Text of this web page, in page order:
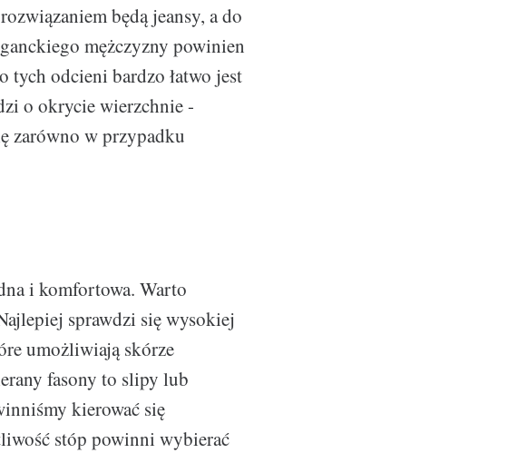
będą jeansy, a do
mężczyzny powinien
tych odcieni bardzo łatwo jest
o okrycie wierzchnie -
zarówno w przypadku
i komfortowa. Warto
sprawdzi się wysokiej
umożliwiają skórze
fasony to slipy lub
kierować się
stóp powinni wybierać